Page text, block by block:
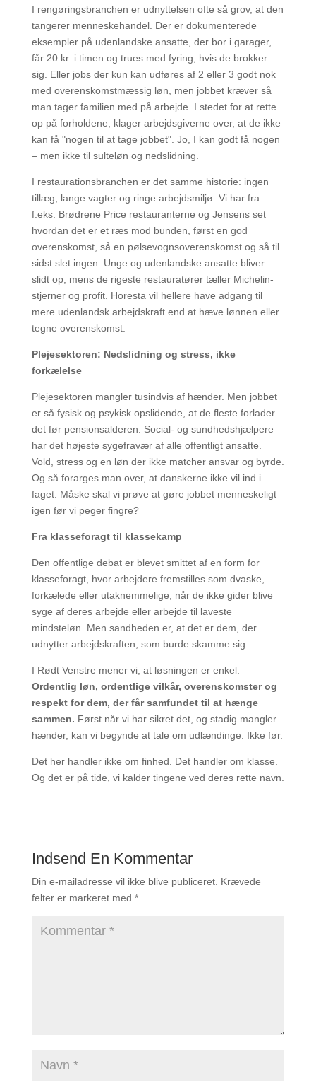
I rengøringsbranchen er udnyttelsen ofte så grov, at den
tangerer menneskehandel. Der er dokumenterede
eksempler på udenlandske ansatte, der bor i garager,
får 20 kr. i timen og trues med fyring, hvis de brokker
sig. Eller jobs der kun kan udføres af 2 eller 3 godt nok
med overenskomstmæssig løn, men jobbet kræver så
man tager familien med på arbejde. I stedet for at rette
op på forholdene, klager arbejdsgiverne over, at de ikke
kan få "nogen til at tage jobbet". Jo, I kan godt få nogen
– men ikke til sulteløn og nedslidning.
I restaurationsbranchen er det samme historie: ingen
tillæg, lange vagter og ringe arbejdsmiljø. Vi har fra
f.eks. Brødrene Price restauranterne og Jensens set
hvordan det er et ræs mod bunden, først en god
overenskomst, så en pølsevognsoverenskomst og så til
sidst slet ingen. Unge og udenlandske ansatte bliver
slidt op, mens de rigeste restauratører tæller Michelin-
stjerner og profit. Horesta vil hellere have adgang til
mere udenlandsk arbejdskraft end at hæve lønnen eller
tegne overenskomst.
Plejesektoren: Nedslidning og stress, ikke
forkælelse
Plejesektoren mangler tusindvis af hænder. Men jobbet
er så fysisk og psykisk opslidende, at de fleste forlader
det før pensionsalderen. Social- og sundhedshjælpere
har det højeste sygefravær af alle offentligt ansatte.
Vold, stress og en løn der ikke matcher ansvar og byrde.
Og så forarges man over, at danskerne ikke vil ind i
faget. Måske skal vi prøve at gøre jobbet menneskeligt
igen før vi peger fingre?
Fra klasseforagt til klassekamp
Den offentlige debat er blevet smittet af en form for
klasseforagt, hvor arbejdere fremstilles som dvaske,
forkælede eller utaknemmelige, når de ikke gider blive
syge af deres arbejde eller arbejde til laveste
mindsteløn. Men sandheden er, at det er dem, der
udnytter arbejdskraften, som burde skamme sig.
I Rødt Venstre mener vi, at løsningen er enkel:
Ordentlig løn, ordentlige vilkår, overenskomster og
respekt for dem, der får samfundet til at hænge
sammen. Først når vi har sikret det, og stadig mangler
hænder, kan vi begynde at tale om udlændinge. Ikke før.
Det her handler ikke om finhed. Det handler om klasse.
Og det er på tide, vi kalder tingene ved deres rette navn.
Indsend En Kommentar
Din e-mailadresse vil ikke blive publiceret. Krævede
felter er markeret med *